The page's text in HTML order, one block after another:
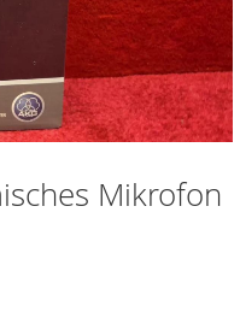
Mikrofon